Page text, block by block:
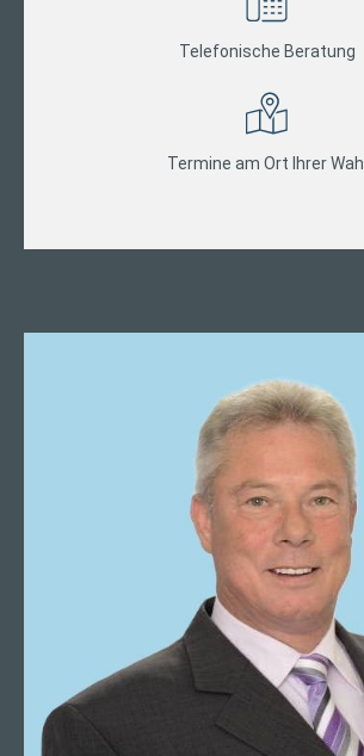
Telefonische Beratung
Termine am Ort Ihrer Wahl